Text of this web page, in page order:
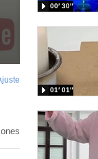
pantalla
00′ 30″
01′ 01″